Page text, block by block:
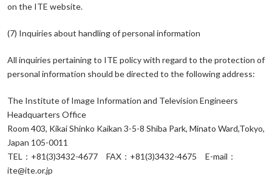
on the ITE website.
(7) Inquiries about handling of personal information
All inquiries pertaining to ITE policy with regard to the protection of
personal information should be directed to the following address:
The Institute of Image Information and Television Engineers
Headquarters Office
Room 403, Kikai Shinko Kaikan 3-5-8 Shiba Park, Minato Ward,Tokyo,
Japan 105-0011
TEL：+81(3)3432-4677 FAX：+81(3)3432-4675 E-mail：
ite@ite.or.jp